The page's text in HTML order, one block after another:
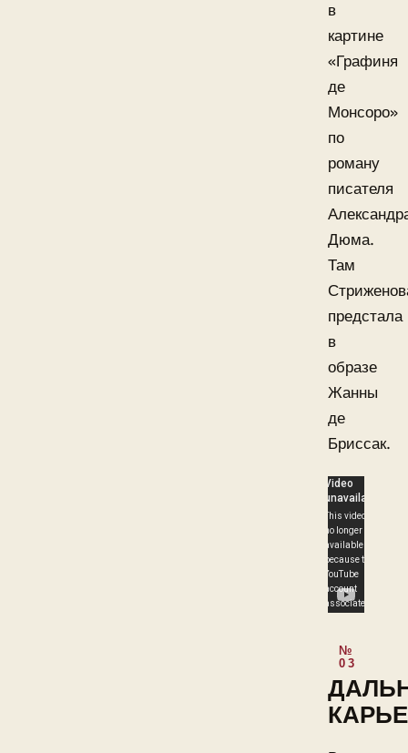
в
картине
«Графиня
де
Монсоро»
по
роману
писателя
Дюма.
Там
предстала
в
образе
Жанны
де
Бриссак.